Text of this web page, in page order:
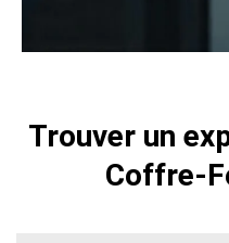
Trouver un
Coffre-